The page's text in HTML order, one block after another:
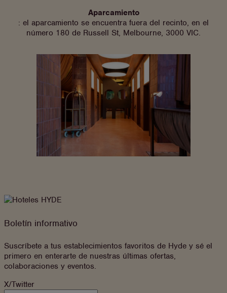
Aparcamiento
: el aparcamiento se encuentra fuera del recinto, en el
número 180 de Russell St, Melbourne, 3000 VIC.
Boletín informativo
Suscríbete a tus establecimientos favoritos de Hyde y sé el
primero en enterarte de nuestras últimas ofertas,
colaboraciones y eventos.
X/Twitter